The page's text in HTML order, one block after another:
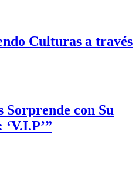
Culturas a través
con Su